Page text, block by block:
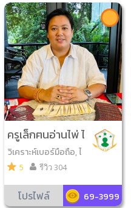
ครูเล็กฅนอ่านไพ่ ไ
พ่อ่านใจ
วิเคราะห์เบอร์มือถือ, ไ
พ่ออราเคิล, จับยามสา
พรายกระซิบ, ไพ่ญาณ
5 รีวิว 304
โปรไฟล์ 69-3999